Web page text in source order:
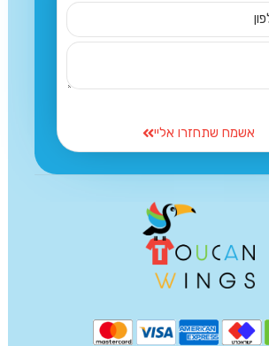
אשמח שתחזרו אליי